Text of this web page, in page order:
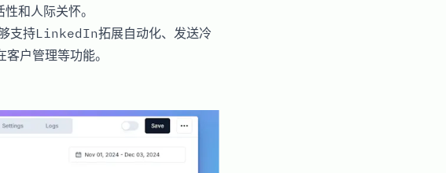
和人际关怀。
支持LinkedIn拓展自动化、发送冷
户管理等功能。